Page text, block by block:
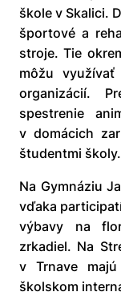
škole v Skalici.
športové a
stroje. Tie
môžu
organizácií.
spestrenie
v domácich
študentmi školy.
Na Gymnáziu
vďaka
výbavy na
zrkadiel. Na
v Trnave
školskom